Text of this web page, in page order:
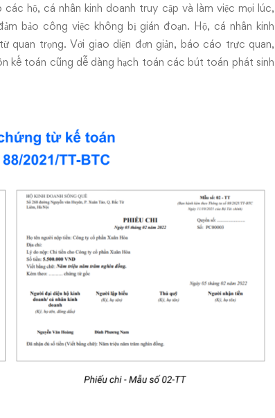
hộ, cá nhân kinh doanh truy cập và làm việc mọi lúc,
bảo công việc không bị gián đoạn. Hộ, cá nhân kinh
quan trọng. Với giao diện đơn giản, báo cáo trực quan,
kế toán cũng dễ dàng hạch toán các bút toán phát sinh